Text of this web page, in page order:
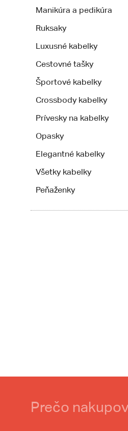
Manikúra a pedikúra
Ruksaky
Luxusné kabelky
Cestovné tašky
Športové kabelky
Crossbody kabelky
Prívesky na kabelky
Opasky
Elegantné kabelky
Všetky kabelky
Peňaženky
Prečo